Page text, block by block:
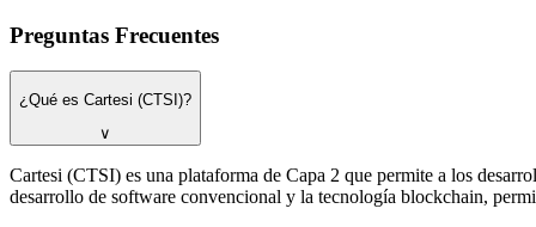
Preguntas Frecuentes
¿Qué es Cartesi (CTSI)?
∨
Cartesi (CTSI) es una plataforma de Capa 2 que permite a los
desarrollo de software convencional y la tecnología blockchain,